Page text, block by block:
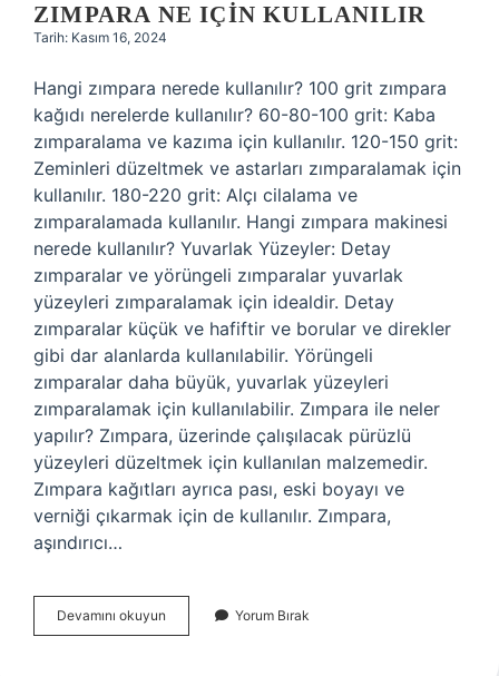
ZIMPARA NE IÇIN KULLANILIR
Tarih: Kasım 16, 2024
Hangi zımpara nerede kullanılır? 100 grit zımpara
kağıdı nerelerde kullanılır? 60-80-100 grit: Kaba
zımparalama ve kazıma için kullanılır. 120-150 grit:
Zeminleri düzeltmek ve astarları zımparalamak için
kullanılır. 180-220 grit: Alçı cilalama ve
zımparalamada kullanılır. Hangi zımpara makinesi
nerede kullanılır? Yuvarlak Yüzeyler: Detay
zımparalar ve yörüngeli zımparalar yuvarlak
yüzeyleri zımparalamak için idealdir. Detay
zımparalar küçük ve hafiftir ve borular ve direkler
gibi dar alanlarda kullanılabilir. Yörüngeli
zımparalar daha büyük, yuvarlak yüzeyleri
zımparalamak için kullanılabilir. Zımpara ile neler
yapılır? Zımpara, üzerinde çalışılacak pürüzlü
yüzeyleri düzeltmek için kullanılan malzemedir.
Zımpara kağıtları ayrıca pası, eski boyayı ve
verniği çıkarmak için de kullanılır. Zımpara,
aşındırıcı…
Devamını okuyun Zımpara
Ne
Yorum Bırak